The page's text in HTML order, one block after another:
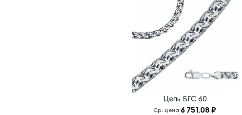
Цепь БГС 60
Ср. цена:6 751.08 ₽